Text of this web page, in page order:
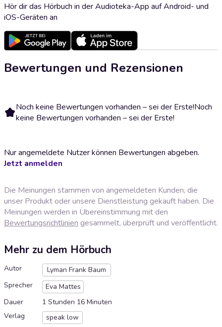
Hör dir das Hörbuch in der Audioteka-App auf Android- und
iOS-Geräten an
Bewertungen und Rezensionen
Noch keine Bewertungen vorhanden – sei der Erste!Noch
keine Bewertungen vorhanden – sei der Erste!
Nur angemeldete Nutzer können Bewertungen abgeben.
Jetzt anmelden
Die Meinungen stammen von angemeldeten Kunden, die
unser Produkt oder unsere Dienstleistung gekauft haben. Die
Meinungen werden in Übereinstimmung mit den
Bewertungsrichtlinien gesammelt, überprüft und veröffentlicht.
Mehr zu dem Hörbuch
Autor
Lyman Frank Baum
Sprecher
Eva Mattes
Dauer
1 Stunden 16 Minuten
Verlag
speak low